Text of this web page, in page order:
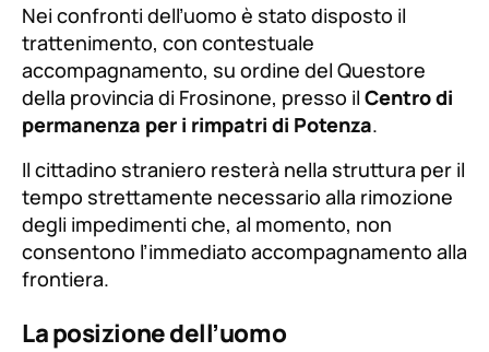
Nei confronti dell’uomo è stato disposto il
trattenimento, con contestuale
accompagnamento, su ordine del Questore
della provincia di Frosinone, presso il Centro di
permanenza per i rimpatri di Potenza.
Il cittadino straniero resterà nella struttura per il
tempo strettamente necessario alla rimozione
degli impedimenti che, al momento, non
consentono l’immediato accompagnamento alla
frontiera.
La posizione dell’uomo